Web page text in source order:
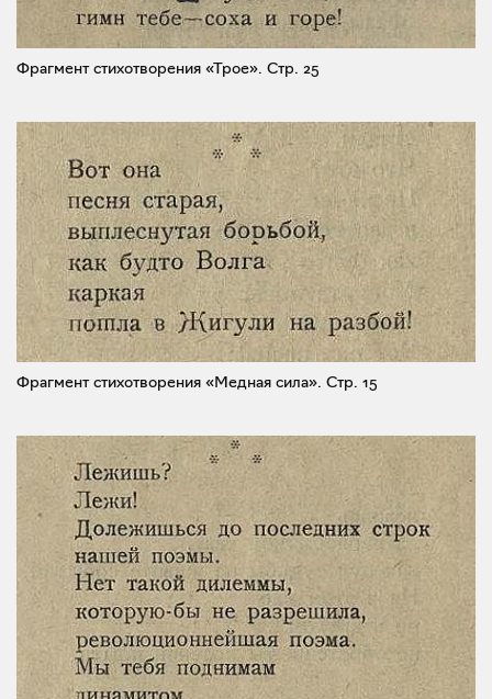
Фрагмент стихотворения «Трое». Стр. 25
Фрагмент стихотворения «Медная сила». Стр. 15